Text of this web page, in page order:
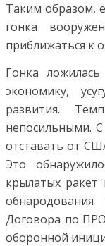
Таким образом,
гонка
приближаться к
Гонка
экономику,
развития.
непосильными.
отставать от
Это
крылатых
Договора по ПРО
оборонной